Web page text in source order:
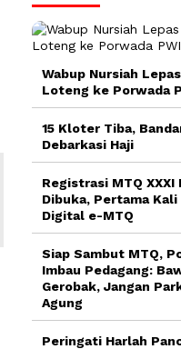
Wabup Nursiah
Loteng ke Porwada
15 Kloter Tiba,
Debarkasi Haji
Registrasi MTQ XXXI
Dibuka, Pertama
Digital e-MTQ
Siap Sambut MTQ,
Imbau Pedagang:
Gerobak, Jangan
Agung
Peringati Harlah